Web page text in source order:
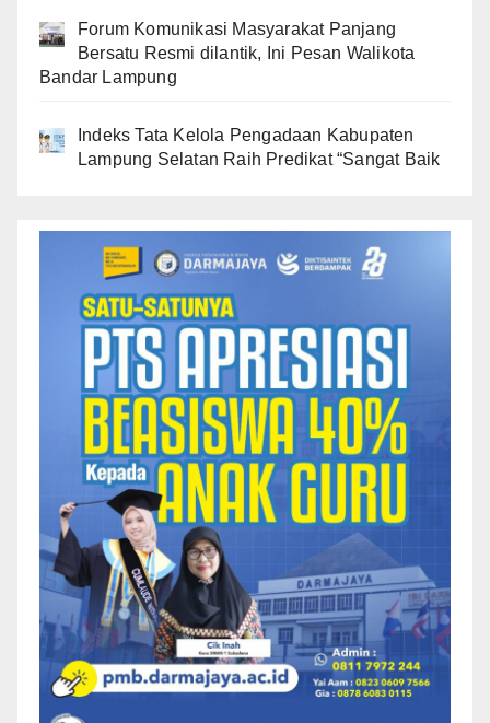
Forum Komunikasi Masyarakat Panjang
Bersatu Resmi dilantik, Ini Pesan Walikota
Bandar Lampung
Indeks Tata Kelola Pengadaan Kabupaten
Lampung Selatan Raih Predikat “Sangat Baik